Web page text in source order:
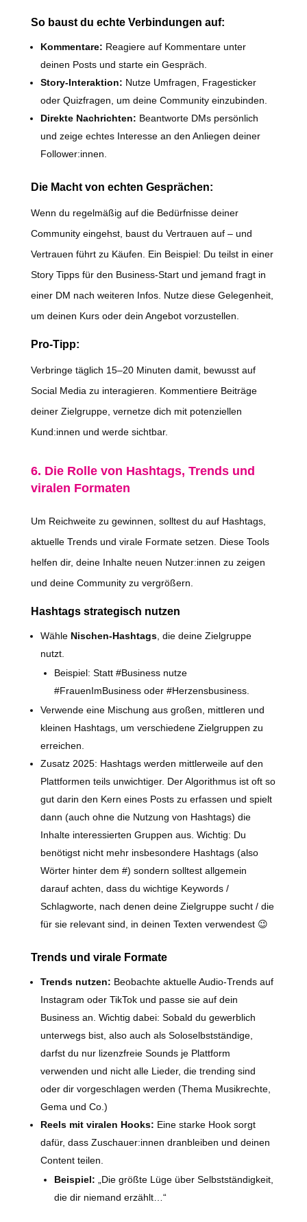
So baust du echte Verbindungen auf:
Kommentare: Reagiere auf Kommentare unter
deinen Posts und starte ein Gespräch.
Story-Interaktion: Nutze Umfragen, Fragesticker
oder Quizfragen, um deine Community einzubinden.
Direkte Nachrichten: Beantworte DMs persönlich
und zeige echtes Interesse an den Anliegen deiner
Follower:innen.
Die Macht von echten Gesprächen:
Wenn du regelmäßig auf die Bedürfnisse deiner
Community eingehst, baust du Vertrauen auf – und
Vertrauen führt zu Käufen. Ein Beispiel: Du teilst in einer
Story Tipps für den Business-Start und jemand fragt in
einer DM nach weiteren Infos. Nutze diese Gelegenheit,
um deinen Kurs oder dein Angebot vorzustellen.
Pro-Tipp:
Verbringe täglich 15–20 Minuten damit, bewusst auf
Social Media zu interagieren. Kommentiere Beiträge
deiner Zielgruppe, vernetze dich mit potenziellen
Kund:innen und werde sichtbar.
6. Die Rolle von Hashtags, Trends und
viralen Formaten
Um Reichweite zu gewinnen, solltest du auf Hashtags,
aktuelle Trends und virale Formate setzen. Diese Tools
helfen dir, deine Inhalte neuen Nutzer:innen zu zeigen
und deine Community zu vergrößern.
Hashtags strategisch nutzen
Wähle Nischen-Hashtags, die deine Zielgruppe
nutzt.
Beispiel: Statt #Business nutze
#FrauenImBusiness oder #Herzensbusiness.
Verwende eine Mischung aus großen, mittleren und
kleinen Hashtags, um verschiedene Zielgruppen zu
erreichen.
Zusatz 2025: Hashtags werden mittlerweile auf den
Plattformen teils unwichtiger. Der Algorithmus ist oft so
gut darin den Kern eines Posts zu erfassen und spielt
dann (auch ohne die Nutzung von Hashtags) die
Inhalte interessierten Gruppen aus. Wichtig: Du
benötigst nicht mehr insbesondere Hashtags (also
Wörter hinter dem #) sondern solltest allgemein
darauf achten, dass du wichtige Keywords /
Schlagworte, nach denen deine Zielgruppe sucht / die
für sie relevant sind, in deinen Texten verwendest 😉
Trends und virale Formate
Trends nutzen: Beobachte aktuelle Audio-Trends auf
Instagram oder TikTok und passe sie auf dein
Business an. Wichtig dabei: Sobald du gewerblich
unterwegs bist, also auch als Soloselbstständige,
darfst du nur lizenzfreie Sounds je Plattform
verwenden und nicht alle Lieder, die trending sind
oder dir vorgeschlagen werden (Thema Musikrechte,
Gema und Co.)
Reels mit viralen Hooks: Eine starke Hook sorgt
dafür, dass Zuschauer:innen dranbleiben und deinen
Content teilen.
Beispiel: „Die größte Lüge über Selbstständigkeit,
die dir niemand erzählt…“